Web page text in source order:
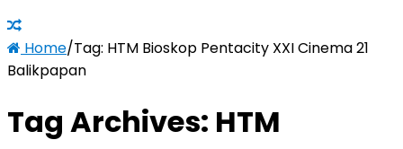
Home/Tag: HTM Bioskop Pentacity XXI Cinema 21
Balikpapan
Tag Archives: HTM